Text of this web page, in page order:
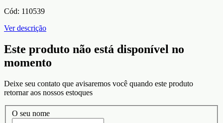
Cód: 110539
Ver descrição
Este produto não está disponível no
momento
Deixe seu contato que avisaremos você quando este produto
retornar aos nossos estoques
O seu nome